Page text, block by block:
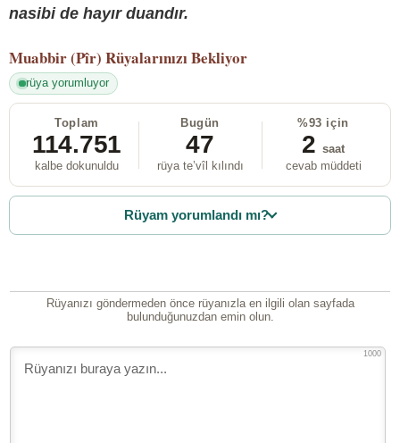
nasibi de hayır duandır.
Muabbir (Pîr) Rüyalarınızı Bekliyor
rüya yorumluyor
Toplam
114.751
kalbe dokunuldu
Bugün
47
rüya te’vîl kılındı
%93 için
2 saat
cevab müddeti
Rüyam yorumlandı mı?
Rüyanızı göndermeden önce rüyanızla en ilgili olan sayfada
bulunduğunuzdan emin olun.
1000